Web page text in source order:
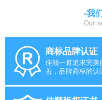
-我
Our
商标品牌认证
佳顺一直追求完
善，品牌商标的认